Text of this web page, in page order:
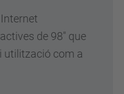
de 98" que
utilització com a